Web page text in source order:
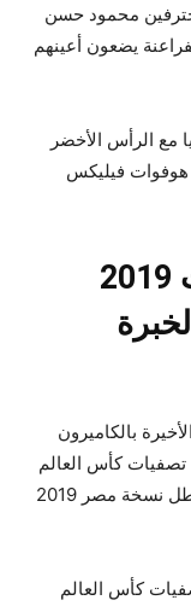
محمود حسن
يضعون أعينهم
مع الرأس الأخضر
هوفوات فيليكس
الجزائر: بلماضي بذكريات 2019
بالكاميرون
تصفيات كأس العالم
أمام الكاميرون، استعاد المنتخب الجزائري بطل نسخة مصر 2019
كأس العالم